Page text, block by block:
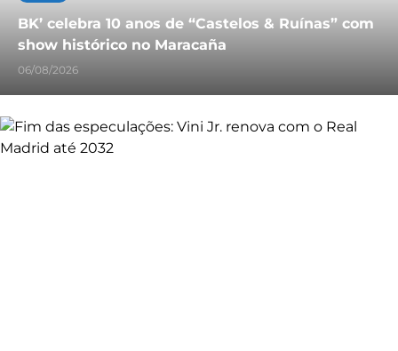
BK’ celebra 10 anos de “Castelos & Ruínas” com
show histórico no Maracaña
06/08/2026